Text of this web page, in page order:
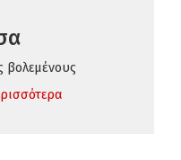
βολεμένους